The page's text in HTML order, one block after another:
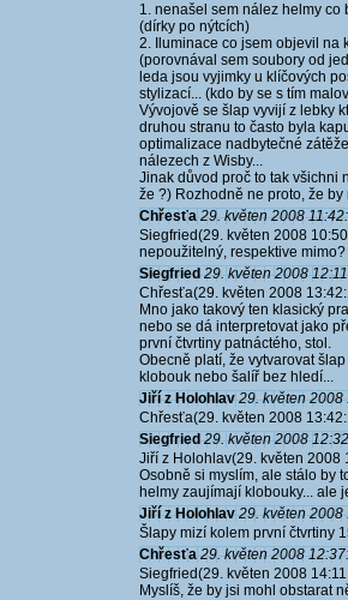
1. nenašel sem nález helmy
(dírky po nýtcích)
2. Iluminace co jsem objevil na
(porovnával sem soubory od
leda jsou vyjimky u klíčových
stylizací... (kdo by se s tím
Vývojově se šlap vyvijí z lebky
druhou stranu to často byla
optimalizace nadbytečné
nálezech z Wisby...
Jinak důvod proč to tak všichni
že ?) Rozhodně ne proto, že
Chřesťa 29. květen 2008
Siegfried(29. květen 2008
nepoužitelný, respektive mimo?
Siegfried 29. květen 2008
Chřesťa(29. květen 2008
Mno jako takový ten klasický
nebo se dá interpretovat jako
první čtvrtiny patnáctého, stol.
Obecně platí, že vytvarovat
klobouk nebo šalíř bez hledí...
Jiří z Holohlav 29. květen 2008
Chřesťa(29. květen 2008
Siegfried 29. květen 2008
Jiří z Holohlav(29. květen 2008
Osobně si myslím, ale stálo by
helmy zaujímají klobouky... ale
Jiří z Holohlav 29. květen 2008
Šlapy mizí kolem první čtvrtiny
Chřesťa 29. květen 2008
Siegfried(29. květen 2008
Myslíš, že by jsi mohl obstarat